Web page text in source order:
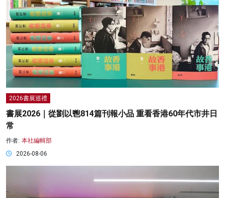
2026書展巡禮
書展2026｜從劉以鬯814篇刊報小品 重看香港60年代市井日
常
作者: 本社編輯部
2026-08-06